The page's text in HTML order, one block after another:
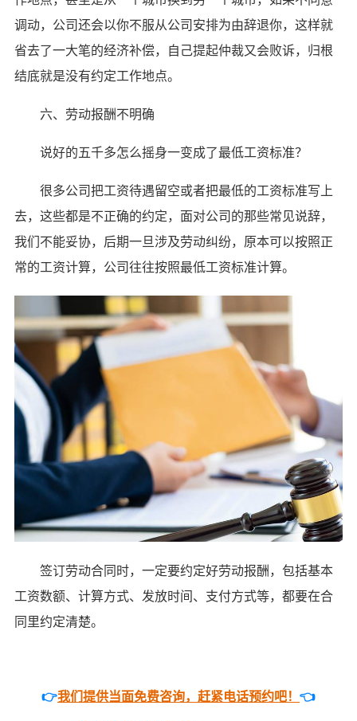
调动，公司还会以你不服从公司安排为由辞退你，这样就
省去了一大笔的经济补偿，自己提起仲裁又会败诉，归根
结底就是没有约定工作地点。
六、劳动报酬不明确
说好的五千多怎么摇身一变成了最低工资标准？
很多公司把工资待遇留空或者把最低的工资标准写上
去，这些都是不正确的约定，面对公司的那些常见说辞，
我们不能妥协，后期一旦涉及劳动纠纷，原本可以按照正
常的工资计算，公司往往按照最低工资标准计算。
签订劳动合同时，一定要约定好劳动报酬，包括基本
工资数额、计算方式、发放时间、支付方式等，都要在合
同里约定清楚。
👉我们提供当面免费咨询，赶紧电话预约吧！ 👈